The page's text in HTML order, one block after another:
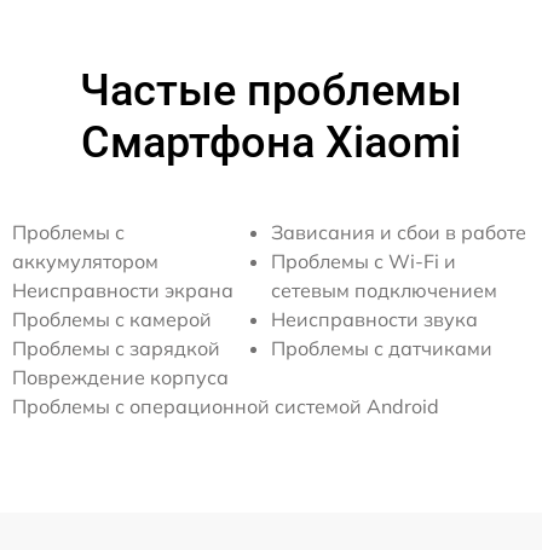
Частые проблемы
Смартфона Xiaomi
Проблемы с
аккумулятором
Неисправности экрана
Проблемы с камерой
Проблемы с зарядкой
Зависания и сбои в работе
Проблемы с Wi-Fi и
сетевым подключением
Неисправности звука
Проблемы с датчиками
Повреждение корпуса
Проблемы с операционной системой Android